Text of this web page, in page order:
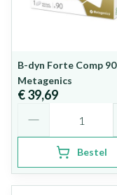
B-dyn Forte Comp 90
Metagenics
€ 39,69
Bestel